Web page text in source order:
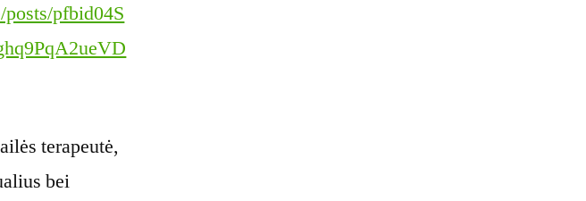
pfbid04S
terapeutė,
bei